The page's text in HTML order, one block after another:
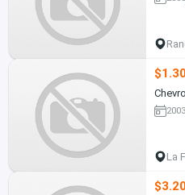
2003
La